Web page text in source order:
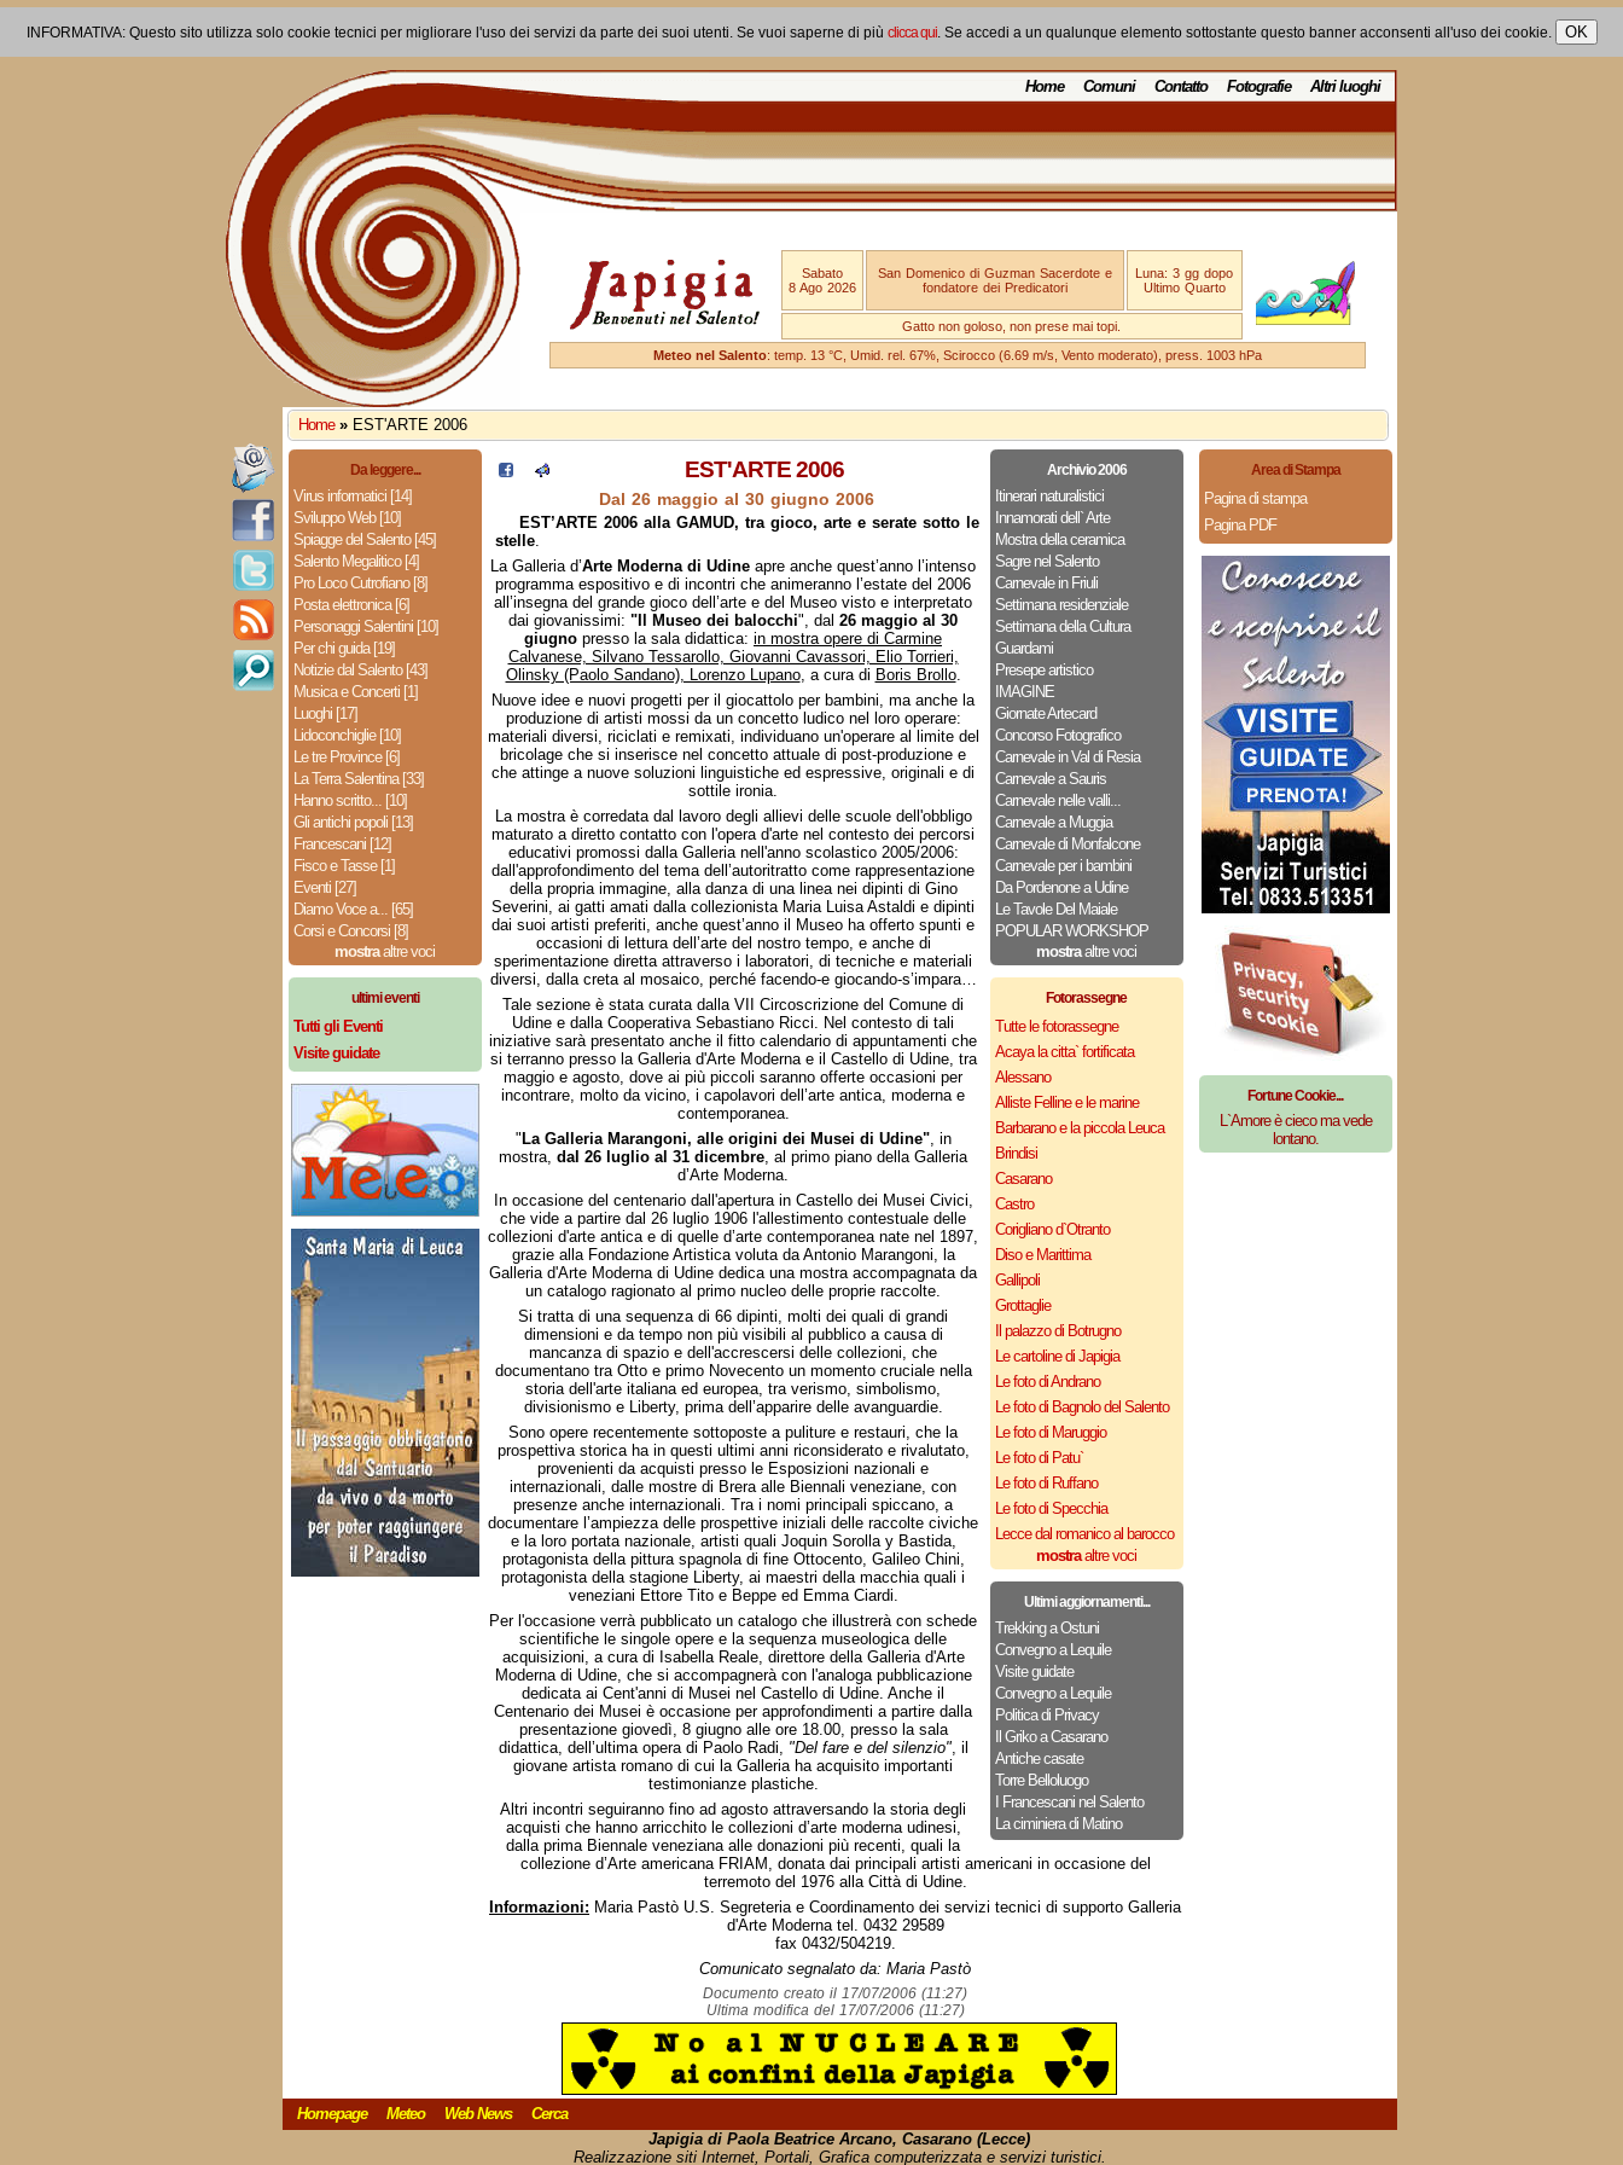
INFORMATIVA: Questo sito utilizza solo cookie tecnici per migliorare l'uso dei servizi da parte dei suoi utenti. Se vuoi saperne di più clicca qui. Se accedi a un qualunque elemento sottostante questo banner acconsenti all'uso dei cookie.
Home Comuni Contatto Fotografie Altri luoghi
Sabato
8 Ago 2026
San Domenico di Guzman Sacerdote e
fondatore dei Predicatori
Luna: 3 gg dopo
Ultimo Quarto
Gatto non goloso, non prese mai topi.
Meteo nel Salento: temp. 13 °C, Umid. rel. 67%, Scirocco (6.69 m/s, Vento moderato), press. 1003 hPa
Home » EST'ARTE 2006
Da leggere...
Virus informatici [14]
Sviluppo Web [10]
Spiagge del Salento [45]
Salento Megalitico [4]
Pro Loco Cutrofiano [8]
Posta elettronica [6]
Personaggi Salentini [10]
Per chi guida [19]
Notizie dal Salento [43]
Musica e Concerti [1]
Luoghi [17]
Lidoconchiglie [10]
Le tre Province [6]
La Terra Salentina [33]
Hanno scritto... [10]
Gli antichi popoli [13]
Francescani [12]
Fisco e Tasse [1]
Eventi [27]
Diamo Voce a... [65]
Corsi e Concorsi [8]
mostraaltre voci
ultimi eventi
Tutti gli Eventi
Visite guidate
Archivio 2006
Itinerari naturalistici
Innamorati dell` Arte
Mostra della ceramica
Sagre nel Salento
Carnevale in Friuli
Settimana residenziale
Settimana della Cultura
Guardami
Presepe artistico
IMAGINE
Giornate Artecard
Concorso Fotografico
Carnevale in Val di Resia
Carnevale a Sauris
Carnevale nelle valli...
Carnevale a Muggia
Carnevale di Monfalcone
Carnevale per i bambini
Da Pordenone a Udine
Le Tavole Del Maiale
POPULAR WORKSHOP
mostraaltre voci
Fotorassegne
Tutte le fotorassegne
Acaya la citta` fortificata
Alessano
Alliste Felline e le marine
Barbarano e la piccola Leuca
Brindisi
Casarano
Castro
Corigliano d`Otranto
Diso e Marittima
Gallipoli
Grottaglie
Il palazzo di Botrugno
Le cartoline di Japigia
Le foto di Andrano
Le foto di Bagnolo del Salento
Le foto di Maruggio
Le foto di Patu`
Le foto di Ruffano
Le foto di Specchia
Lecce dal romanico al barocco
mostraaltre voci
Ultimi aggiornamenti...
Trekking a Ostuni
Convegno a Lequile
Visite guidate
Convegno a Lequile
Politica di Privacy
Il Griko a Casarano
Antiche casate
Torre Belloluogo
I Francescani nel Salento
La ciminiera di Matino
EST'ARTE 2006
Dal 26 maggio al 30 giugno 2006
EST’ARTE 2006 alla GAMUD, tra gioco, arte e serate sotto le
stelle.
La Galleria d’Arte Moderna di Udine apre anche quest’anno l’intenso
programma espositivo e di incontri che animeranno l’estate del 2006
all’insegna del grande gioco dell’arte e del Museo visto e interpretato
dai giovanissimi: "Il Museo dei balocchi", dal 26 maggio al 30
giugno presso la sala didattica: in mostra opere di Carmine
Calvanese, Silvano Tessarollo, Giovanni Cavassori, Elio Torrieri,
Olinsky (Paolo Sandano), Lorenzo Lupano, a cura di Boris Brollo.
Nuove idee e nuovi progetti per il giocattolo per bambini, ma anche la
produzione di artisti mossi da un concetto ludico nel loro operare:
materiali diversi, riciclati e remixati, individuano un'operare al limite del
bricolage che si inserisce nel concetto attuale di post-produzione e
che attinge a nuove soluzioni linguistiche ed espressive, originali e di
sottile ironia.
La mostra è corredata dal lavoro degli allievi delle scuole dell'obbligo
maturato a diretto contatto con l'opera d'arte nel contesto dei percorsi
educativi promossi dalla Galleria nell'anno scolastico 2005/2006:
dall'approfondimento del tema dell’autoritratto come rappresentazione
della propria immagine, alla danza di una linea nei dipinti di Gino
Severini, ai gatti amati dalla collezionista Maria Luisa Astaldi e dipinti
dai suoi artisti preferiti, anche quest’anno il Museo ha offerto spunti e
occasioni di lettura dell’arte del nostro tempo, e anche di
sperimentazione diretta attraverso i laboratori, di tecniche e materiali
diversi, dalla creta al mosaico, perché facendo-e giocando-s’impara…
Tale sezione è stata curata dalla VII Circoscrizione del Comune di
Udine e dalla Cooperativa Sebastiano Ricci. Nel contesto di tali
iniziative sarà presentato anche il fitto calendario di appuntamenti che
si terranno presso la Galleria d'Arte Moderna e il Castello di Udine, tra
maggio e agosto, dove ai più piccoli saranno offerte occasioni per
incontrare, molto da vicino, i capolavori dell’arte antica, moderna e
contemporanea.
" La Galleria Marangoni, alle origini dei Musei di Udine", in
mostra, dal 26 luglio al 31 dicembre, al primo piano della Galleria
d’Arte Moderna.
In occasione del centenario dall'apertura in Castello dei Musei Civici,
che vide a partire dal 26 luglio 1906 l'allestimento contestuale delle
collezioni d'arte antica e di quelle d’arte contemporanea nate nel 1897,
grazie alla Fondazione Artistica voluta da Antonio Marangoni, la
Galleria d'Arte Moderna di Udine dedica una mostra accompagnata da
un catalogo ragionato al primo nucleo delle proprie raccolte.
Si tratta di una sequenza di 66 dipinti, molti dei quali di grandi
dimensioni e da tempo non più visibili al pubblico a causa di
mancanza di spazio e dell'accrescersi delle collezioni, che
documentano tra Otto e primo Novecento un momento cruciale nella
storia dell'arte italiana ed europea, tra verismo, simbolismo,
divisionismo e Liberty, prima dell’apparire delle avanguardie.
Sono opere recentemente sottoposte a puliture e restauri, che la
prospettiva storica ha in questi ultimi anni riconsiderato e rivalutato,
provenienti da acquisti presso le Esposizioni nazionali e
internazionali, dalle mostre di Brera alle Biennali veneziane, con
presenze anche internazionali. Tra i nomi principali spiccano, a
documentare l’ampiezza delle prospettive iniziali delle raccolte civiche
e la loro portata nazionale, artisti quali Joquin Sorolla y Bastida,
protagonista della pittura spagnola di fine Ottocento, Galileo Chini,
protagonista della stagione Liberty, ai maestri della macchia quali i
veneziani Ettore Tito e Beppe ed Emma Ciardi.
Per l'occasione verrà pubblicato un catalogo che illustrerà con schede
scientifiche le singole opere e la sequenza museologica delle
acquisizioni, a cura di Isabella Reale, direttore della Galleria d'Arte
Moderna di Udine, che si accompagnerà con l'analoga pubblicazione
dedicata ai Cent'anni di Musei nel Castello di Udine. Anche il
Centenario dei Musei è occasione per approfondimenti a partire dalla
presentazione giovedì, 8 giugno alle ore 18.00, presso la sala
didattica, dell’ultima opera di Paolo Radi, "Del fare e del silenzio", il
giovane artista romano di cui la Galleria ha acquisito importanti
testimonianze plastiche.
Altri incontri seguiranno fino ad agosto attraversando la storia degli
acquisti che hanno arricchito le collezioni d’arte moderna udinesi,
dalla prima Biennale veneziana alle donazioni più recenti, quali la
collezione d’Arte americana FRIAM, donata dai principali artisti americani in occasione del
terremoto del 1976 alla Città di Udine.
Informazioni: Maria Pastò U.S. Segreteria e Coordinamento dei servizi tecnici di supporto Galleria
d'Arte Moderna tel. 0432 29589
fax 0432/504219.
Comunicato segnalato da: Maria Pastò
Documento creato il 17/07/2006 (11:27)
Ultima modifica del 17/07/2006 (11:27)
Area di Stampa
Pagina di stampa
Pagina PDF
Fortune Cookie...
L`Amore è cieco ma vede
lontano.
Homepage Meteo Web News
Cerca
Japigia di Paola Beatrice Arcano, Casarano (Lecce)
Realizzazione siti Internet, Portali, Grafica computerizzata e servizi turistici.